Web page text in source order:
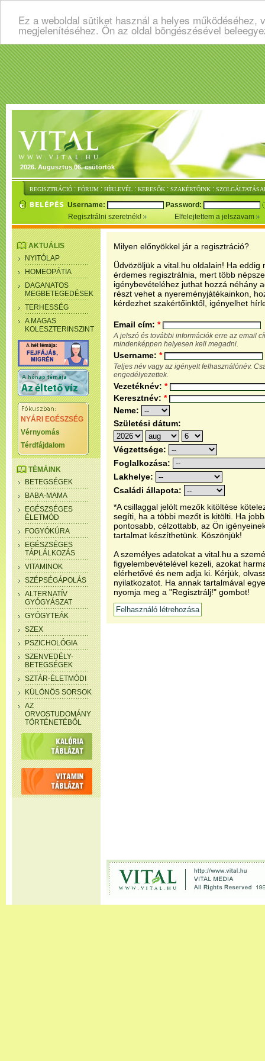
Ez a weboldal sütiket használ a helyes
megjelenítéséhez. Ön az oldal böngészésével
2026. Augusztus 06. csütörtök
REGISZTRÁCIÓ : FÓRUM : HÍRLEVÉL : KERESŐK : SZAKÉRTŐINK :
Username:
Password:
Regisztrálni szeretnék!
Elfelejtettem a jelszavam
AKTUÁLIS
NYITÓLAP
HOMEOPÁTIA
DAGANATOS
MEGBETEGEDÉSEK
TERHESSÉG
A MAGAS
KOLESZTERINSZINT
NYÁRI EGÉSZSÉG
Vérnyomás
Térdfájdalom
TÉMÁINK
BETEGSÉGEK
BABA-MAMA
EGÉSZSÉGES
ÉLETMÓD
FOGYÓKÚRA
EGÉSZSÉGES
TÁPLÁLKOZÁS
VITAMINOK
SZÉPSÉGÁPOLÁS
ALTERNATÍV
GYÓGYÁSZAT
GYÓGYTEÁK
SZEX
PSZICHOLÓGIA
SZENVEDÉLY-
BETEGSÉGEK
SZTÁR-ÉLETMÓDI
KÜLÖNÖS SORSOK
AZ
ORVOSTUDOMÁNY
TÖRTÉNETÉBŐL
Milyen előnyökkel jár a regisztráció?
Üdvözöljük a vital.hu oldalain! Ha eddig
érdemes regisztrálnia, mert több
igénybevételéhez juthat hozzá néhány
részt vehet a nyereményjátékainkon,
kérdezhet szakértőinktől, igényelhet
Email cím: *
A jelszó és további információk erre az email
mindenképpen helyesen kell megadni.
Username: *
Teljes név vagy az igényelt felhasználónév.
engedélyezettek.
Vezetéknév: *
Keresztnév: *
Neme:
Születési dátum:
Végzettsége:
Foglalkozása:
Lakhelye:
Családi állapota:
*A csillaggal jelölt mezők kitöltése
segíti, ha a többi mezőt is kitölti. Ha
pontosabb, célzottabb, az Ön
tartalmat készíthetünk. Köszönjük!
A személyes adatokat a vital.hu a
figyelembevételével kezeli, azokat
elérhetővé és nem adja ki. Kérjük,
nyilatkozatot. Ha annak tartalmával
nyomja meg a "Regisztrálj!" gombot!